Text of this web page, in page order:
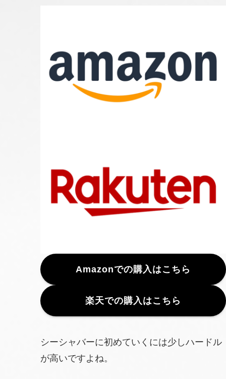
Amazonでの購入はこちら
楽天での購入はこちら
シーシャバーに初めていくには少しハードル
が高いですよね。